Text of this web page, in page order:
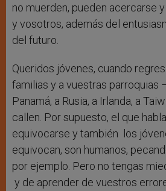
no muerden, pueden acercarse
y vosotros, además del
del futuro.
Queridos jóvenes, cuando
familias y a vuestras parroquias
Panamá, a Rusia, a Irlanda, a
callen. Por supuesto, el que
equivocarse y también los
equivocan, son humanos,
por ejemplo. Pero no tengas
y de aprender de vuestros